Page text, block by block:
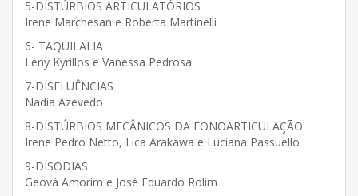
5-DISTÚRBIOS ARTICULATÓRIOS
Irene Marchesan e Roberta Martinelli
6- TAQUILALIA
Leny Kyrillos e Vanessa Pedrosa
7-DISFLUÊNCIAS
Nadia Azevedo
8-DISTÚRBIOS MECÂNICOS DA FONOARTICULAÇÃO
Irene Pedro Netto, Lica Arakawa e Luciana Passuello
9-DISODIAS
Geová Amorim e José Eduardo Rolim